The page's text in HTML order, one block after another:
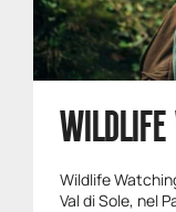
WILDLIFE
Wildlife
Val di Sole, nel